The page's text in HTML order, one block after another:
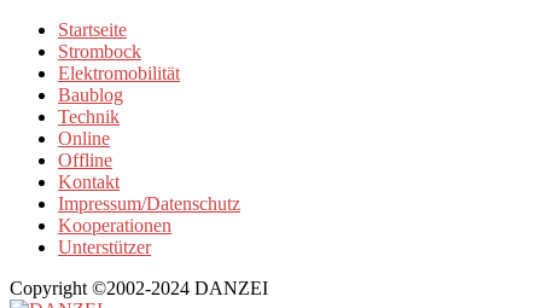
Startseite
Strombock
Elektromobilität
Baublog
Technik
Online
Offline
Kontakt
Impressum/Datenschutz
Kooperationen
Unterstützer
Copyright ©2002-2024 DANZEI